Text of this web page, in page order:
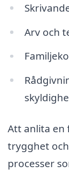
Arv och
Att anlita en
trygghet
processer